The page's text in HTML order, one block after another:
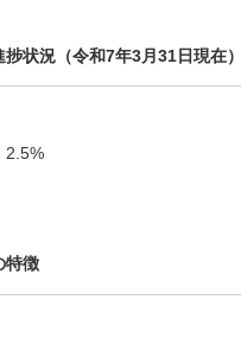
状況（令和7年3月31日現在）
2.5%
特徴